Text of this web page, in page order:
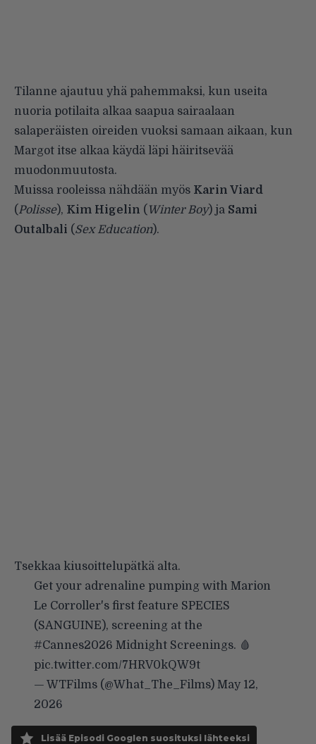
Tilanne ajautuu yhä pahemmaksi, kun useita
nuoria potilaita alkaa saapua sairaalaan
salaperäisten oireiden vuoksi samaan aikaan, kun
Margot itse alkaa käydä läpi häiritsevää
muodonmuutosta.
Muissa rooleissa nähdään myös Karin Viard
(Polisse), Kim Higelin ( Winter Boy) ja Sami
Outalbali (Sex Education).
Tsekkaa kiusoittelupätkä alta.
Get your adrenaline pumping with Marion
Le Corroller's first feature SPECIES
(SANGUINE), screening at the
#Cannes2026 Midnight Screenings. 🩸
pic.twitter.com/7HRV0kQW9t
— WTFilms (@What_The_Films) May 12,
2026
Lisää Episodi Googlen suosituksi lähteeksi